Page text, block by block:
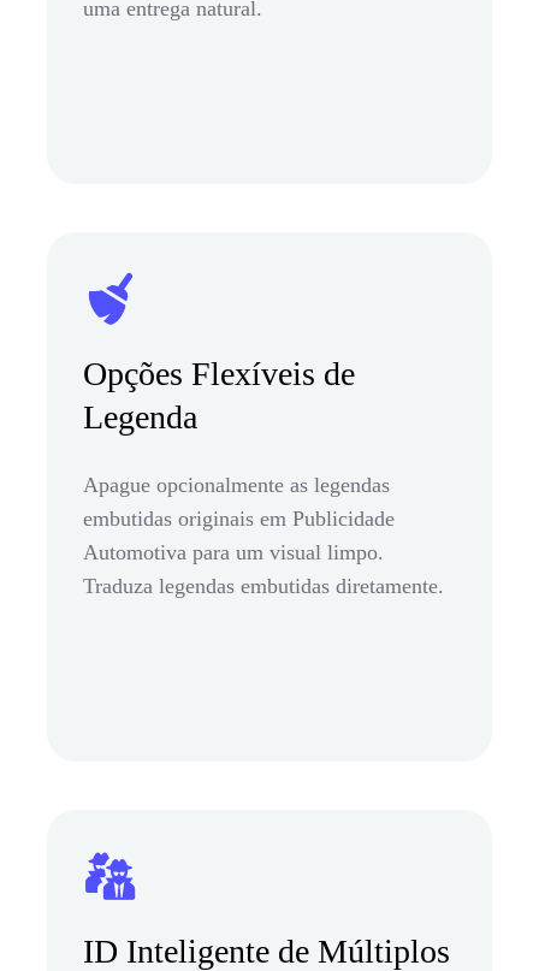
uma entrega natural.
Opções Flexíveis de
Legenda
Apague opcionalmente as legendas
embutidas originais em Publicidade
Automotiva para um visual limpo.
Traduza legendas embutidas diretamente.
ID Inteligente de Múltiplos